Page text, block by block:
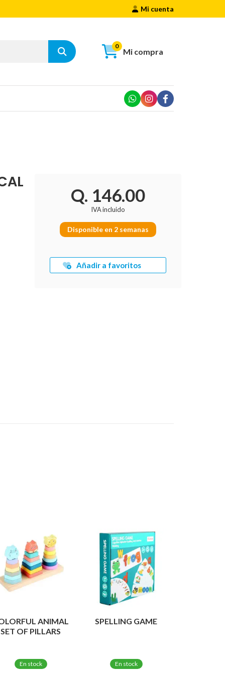
Mi cuenta
Mi compra
0
Q. 146.00
IVA incluido
Disponible en 2 semanas
Añadir a favoritos
ANIMAL
SET OF PILLARS
En stock
SPELLING GAME
En stock